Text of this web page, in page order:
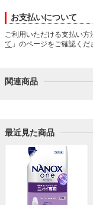
お支払いについて
ご利用いただける支払い方
て 」のページをご確認くだ
関連商品
最近見た商品